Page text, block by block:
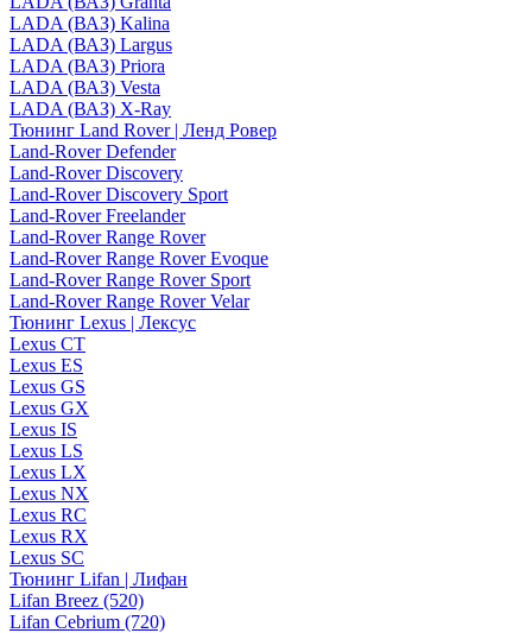
LADA (ВАЗ) Kalina
LADA (ВАЗ) Largus
LADA (ВАЗ) Priora
LADA (ВАЗ) Vesta
LADA (ВАЗ) X-Ray
Тюнинг Land Rover | Ленд Ровер
Land-Rover Defender
Land-Rover Discovery
Land-Rover Discovery Sport
Land-Rover Freelander
Land-Rover Range Rover
Land-Rover Range Rover Evoque
Land-Rover Range Rover Sport
Land-Rover Range Rover Velar
Тюнинг Lexus | Лексус
Lexus CT
Lexus ES
Lexus GS
Lexus GX
Lexus IS
Lexus LS
Lexus LX
Lexus NX
Lexus RC
Lexus RX
Lexus SC
Тюнинг Lifan | Лифан
Lifan Breez (520)
Lifan Cebrium (720)